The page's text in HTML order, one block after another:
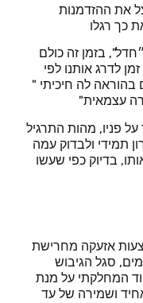
את ההזדמנות
כך רגלו
בזמן זה כולם
לדרג אותנו לפי
לה חיכיתי "
עצמאית"
על פניו, מהות התרגיל
תמידי ולבדוק עמה
בדיוק כפי שעשו
אזעקה מחרישת
סגל הגיבוש
המחלקתי על מנת
ושמירה של עד